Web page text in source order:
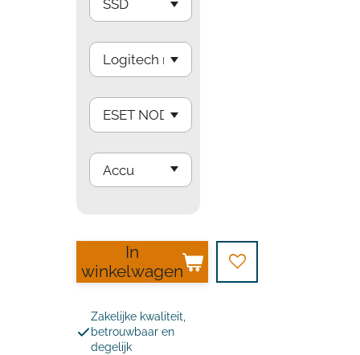
In
winkelwagen
Zakelijke kwaliteit,
betrouwbaar en
degelijk